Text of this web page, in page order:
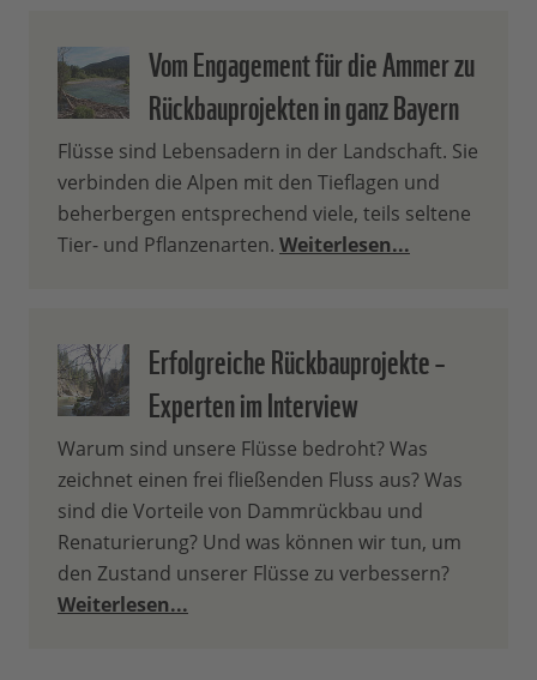
Vom Engagement für die Ammer zu
Rückbauprojekten in ganz Bayern
Flüsse sind Lebensadern in der Landschaft. Sie
verbinden die Alpen mit den Tieflagen und
beherbergen entsprechend viele, teils seltene
Tier- und Pflanzenarten. Weiterlesen...
Erfolgreiche Rückbauprojekte –
Experten im Interview
Warum sind unsere Flüsse bedroht? Was
zeichnet einen frei fließenden Fluss aus? Was
sind die Vorteile von Dammrückbau und
Renaturierung? Und was können wir tun, um
den Zustand unserer Flüsse zu verbessern?
Weiterlesen...